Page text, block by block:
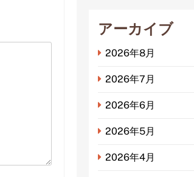
アーカイブ
2026年8月
2026年7月
2026年6月
2026年5月
2026年4月